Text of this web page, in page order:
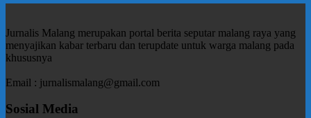
Jurnalis Malang merupakan portal berita seputar malang raya yang
menyajikan kabar terbaru dan terupdate untuk warga malang pada
khususnya
Email : jurnalismalang@gmail.com
Sosial Media